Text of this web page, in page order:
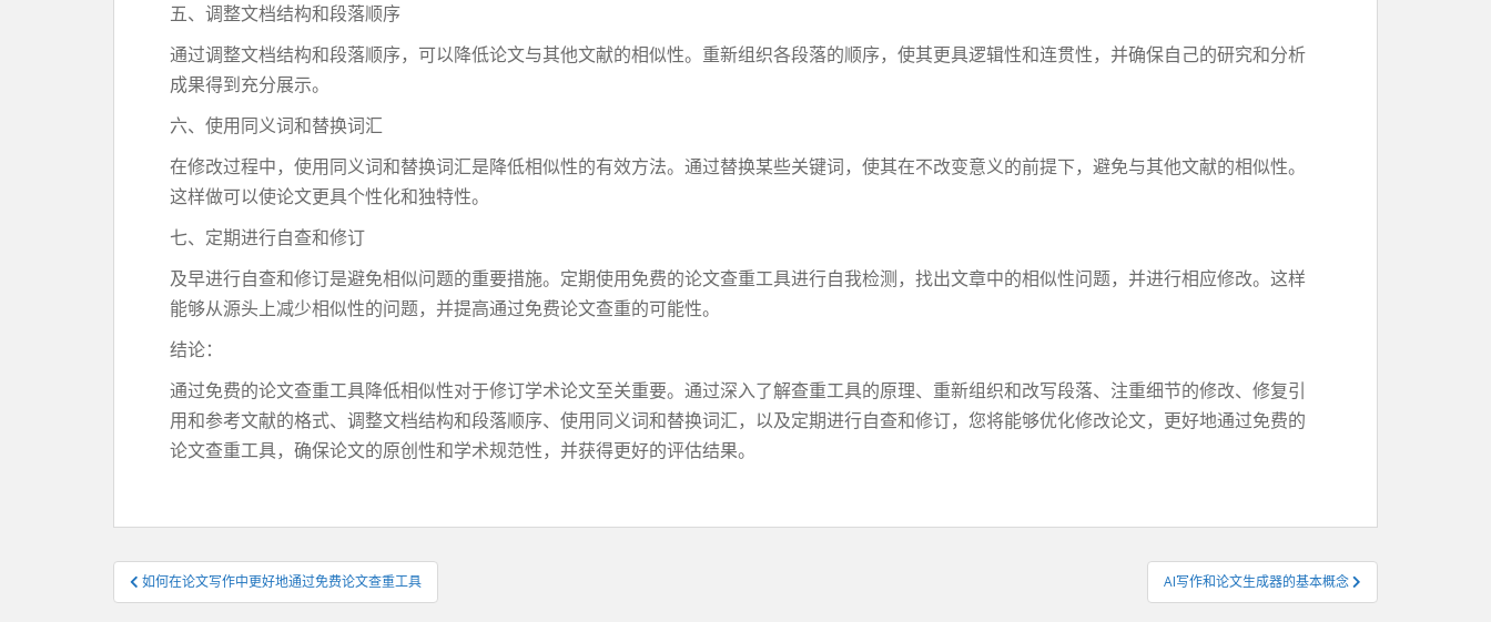
五、调整文档结构和段落顺序
通过调整文档结构和段落顺序，可以降低论文与其他文献的相似性。重新组织各段落的顺序，使其更具逻辑性和连贯性，并确保自己的研究和分析
成果得到充分展示。
六、使用同义词和替换词汇
在修改过程中，使用同义词和替换词汇是降低相似性的有效方法。通过替换某些关键词，使其在不改变意义的前提下，避免与其他文献的相似性。
这样做可以使论文更具个性化和独特性。
七、定期进行自查和修订
及早进行自查和修订是避免相似问题的重要措施。定期使用免费的论文查重工具进行自我检测，找出文章中的相似性问题，并进行相应修改。这样
能够从源头上减少相似性的问题，并提高通过免费论文查重的可能性。
结论：
通过免费的论文查重工具降低相似性对于修订学术论文至关重要。通过深入了解查重工具的原理、重新组织和改写段落、注重细节的修改、修复引
用和参考文献的格式、调整文档结构和段落顺序、使用同义词和替换词汇，以及定期进行自查和修订，您将能够优化修改论文，更好地通过免费的
论文查重工具，确保论文的原创性和学术规范性，并获得更好的评估结果。
文
章
如何在论文写作中更好地通过免费论文查重工具 AI写作和论文生成器的基本概念